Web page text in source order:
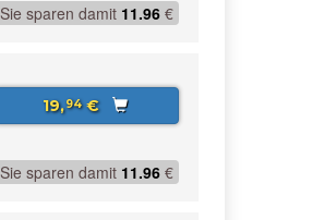
Sie sparen damit 11.96 €
19,94€
Sie sparen damit 11.96 €